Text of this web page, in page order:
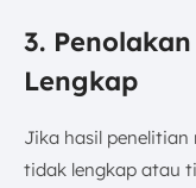
3.
Lengkap
Jika hasil penelitian
tidak lengkap atau